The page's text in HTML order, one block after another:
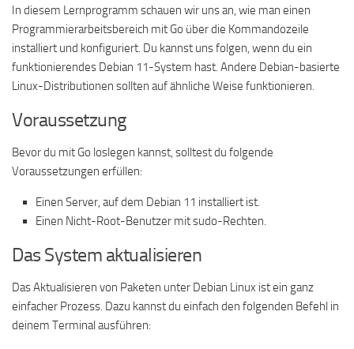
In diesem Lernprogramm schauen wir uns an, wie man einen
Programmierarbeitsbereich mit Go über die Kommandozeile
installiert und konfiguriert. Du kannst uns folgen, wenn du ein
funktionierendes Debian 11-System hast. Andere Debian-basierte
Linux-Distributionen sollten auf ähnliche Weise funktionieren.
Voraussetzung
Bevor du mit Go loslegen kannst, solltest du folgende
Voraussetzungen erfüllen:
Einen Server, auf dem Debian 11 installiert ist.
Einen Nicht-Root-Benutzer mit sudo-Rechten.
Das System aktualisieren
Das Aktualisieren von Paketen unter Debian Linux ist ein ganz
einfacher Prozess. Dazu kannst du einfach den folgenden Befehl in
deinem Terminal ausführen: